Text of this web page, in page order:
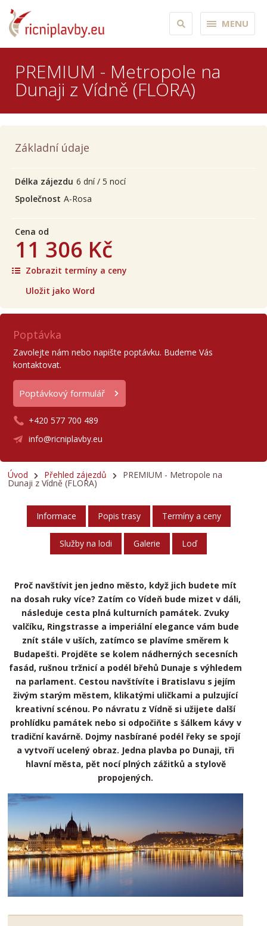
MENU
PREMIUM - Metropole na
Dunaji z Vídně (FLORA)
Základní údaje
Délka zájezdu 6 dní / 5 nocí
Společnost A-Rosa
Cena od
11 306 Kč
Zobrazit termíny a ceny
Uložit jako Word
Poptávka
Zavolejte nám nebo napište poptávku. Budeme Vás
kontaktovat.
Poptávkový formulář
+420 577 700 489
info@ricniplavby.eu
Úvod Přehled zájezdů PREMIUM - Metropole na
Dunaji z Vídně (FLORA)
Informace Popis trasy Termíny a ceny
Služby na lodi Galerie Loď
Proč navštívit jen jedno město, když jich budete mít
na dosah ruky více? Zatím co Vídeň bude mizet v dáli,
následuje cesta plná kulturních památek. Zvuky
valčíku, Ringstrasse a imperiální elegance vám bude
znít stále v uších, zatímco se plavíme směrem k
Budapešti. Projděte se kolem nádherných secesních
fasád, rušnou tržnicí a podél břehů Dunaje s výhledem
na parlament. Cestou navštívíte i Bratislavu s jejím
živým starým městem, klikatými uličkami a pulzující
kreativní scénou. Po návratu z Vídně si užijete další
prohlídku památek nebo si odpočiňte s šálkem kávy v
tradiční kavárně. Dojmy nasbírané podél řeky se spojí
a vytvoří ucelený obraz. Jedna plavba po Dunaji, tři
hlavní města, pět nocí plných zážitků a stylově
propojených.